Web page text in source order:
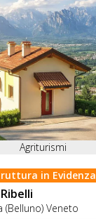
Agriturismi
in Evidenza
(Belluno) Veneto